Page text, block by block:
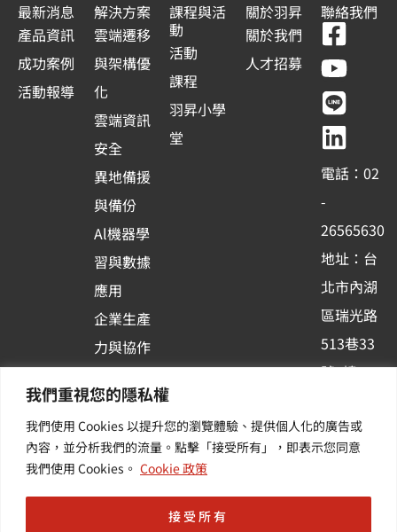
我們重視您的隱私權
我們使用 Cookies 以提升您的瀏覽體驗、提供個人化的廣告或
內容，並分析我們的流量。點擊「接受所有」，即表示您同意
我們使用 Cookies。 Cookie 政策
接受所有
最新消息
產品資訊
成功案例
活動報導
解決方案
雲端遷移
與架構優
化
雲端資訊
安全
異地備援
與備份
Al機器學
習與數據
應用
企業生產
力與協作
台應用
其他／加
值服務
課程與活
動
活動
課程
羽昇小學
堂
關於羽昇
關於我們
人才招募
聯絡我們
F
a
c
e
b
o
o
k
-
s
q
u
a
r
Y
o
u
t
u
b
e
L
i
n
e
L
i
n
k
e
d
i
n
電話：02
-
26565630
地址：台
北市內湖
區瑞光路
513巷33
號6樓
新訊 | 提
供您最新